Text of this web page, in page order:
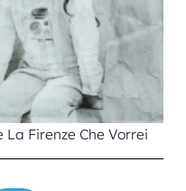
La Firenze Che Vorrei